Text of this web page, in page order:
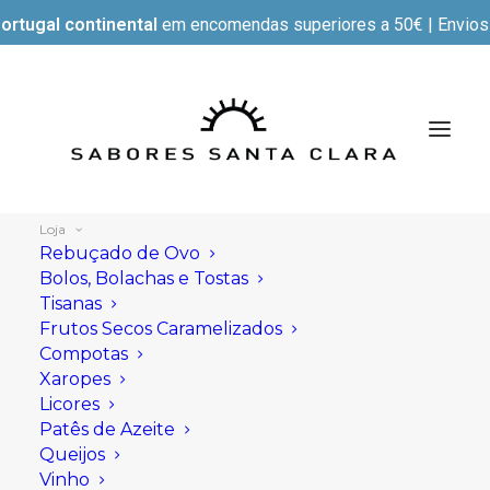
continental em encomendas superiores a 50€ |
Loja
Rebuçado de Ovo
Bolos, Bolachas e Tostas
Tisanas
Frutos Secos Caramelizados
Compotas
Xaropes
Licores
Patês de Azeite
Queijos
Vinho